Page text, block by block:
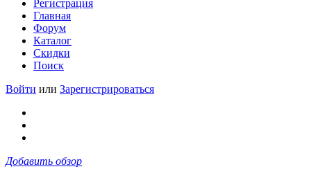
Регистрация
Главная
Форум
Каталог
Скидки
Поиск
Войти или Зарегистрироваться
Добавить обзор